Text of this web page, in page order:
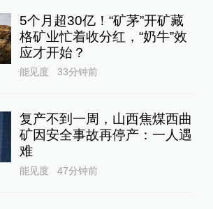
5个月超30亿！“矿茅”开矿藏
格矿业忙着收分红，“奶牛”效
应才开始？
能见度 33分钟前
复产不到一周，山西焦煤西曲
矿因安全事故再停产：一人遇
难
能见度 47分钟前